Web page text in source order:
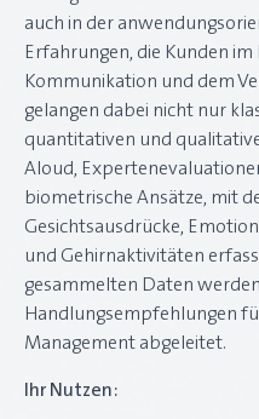
auch in der
Erfahrungen, die Kunden
Kommunikation und dem
gelangen dabei nicht nur
quantitativen und
Aloud,
biometrische Ansätze, mit
Gesichtsausdrücke,
und Gehirnaktivitäten
gesammelten Daten
Handlungsempfehlungen
Management abgeleitet.
Ihr Nutzen: